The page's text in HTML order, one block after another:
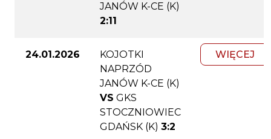
JANÓW K-CE (K)
2:11
24.01.2026
KOJOTKI
NAPRZÓD
JANÓW K-CE (K)
VS GKS
STOCZNIOWIEC
GDAŃSK (K) 3:2
WIĘCEJ